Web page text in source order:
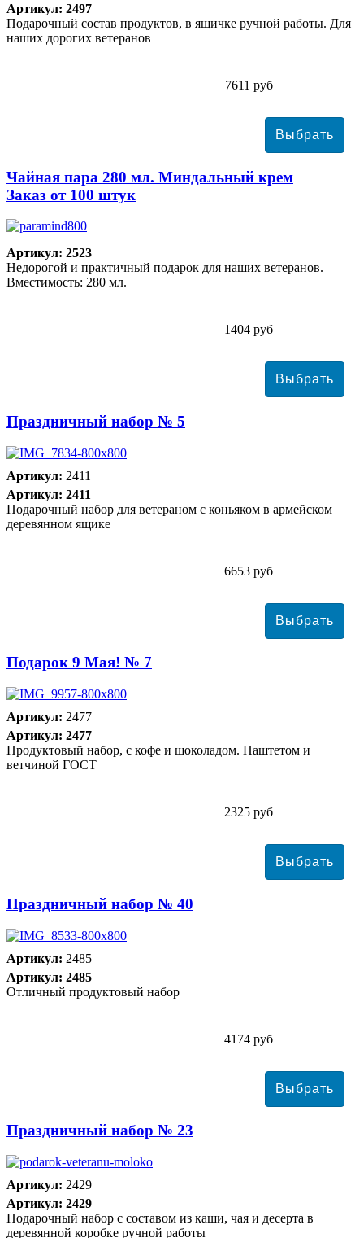
Артикул: 2497
Подарочный состав продуктов, в ящичке ручной работы. Для
наших дорогих ветеранов
7611 руб
Чайная пара 280 мл. Миндальный крем
Заказ от 100 штук
Артикул: 2523
Недорогой и практичный подарок для наших ветеранов.
Вместимость: 280 мл.
1404 руб
Праздничный набор № 5
Артикул: 2411
Артикул: 2411
Подарочный набор для ветераном с коньяком в армейском
деревянном ящике
6653 руб
Подарок 9 Мая! № 7
Артикул: 2477
Артикул: 2477
Продуктовый набор, с кофе и шоколадом. Паштетом и
ветчиной ГОСТ
2325 руб
Праздничный набор № 40
Артикул: 2485
Артикул: 2485
Отличный продуктовый набор
4174 руб
Праздничный набор № 23
Артикул: 2429
Артикул: 2429
Подарочный набор с составом из каши, чая и десерта в
деревянной коробке ручной работы